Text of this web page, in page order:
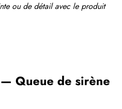
ou de détail avec le produit
Queue de sirène